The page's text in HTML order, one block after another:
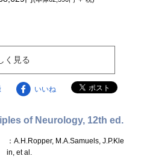
く見る
いいね
of Neurology, 12th ed.
：A.H.Ropper, M.A.Samuels, J.P.Kle
in, et al.